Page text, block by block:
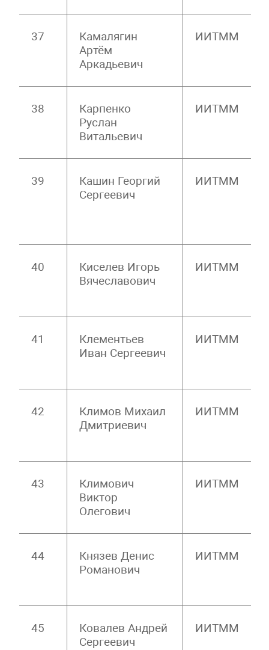
37
Камалягин
Артём
Аркадьевич
ИИТММ
38
Карпенко
Руслан
Витальевич
ИИТММ
39
Кашин Георгий
Сергеевич
ИИТММ
40
Киселев Игорь
Вячеславович
ИИТММ
41
Клементьев
Иван Сергеевич
ИИТММ
42
Климов Михаил
Дмитриевич
ИИТММ
43
Климович
Виктор
Олегович
ИИТММ
44
Князев Денис
Романович
ИИТММ
45
Ковалев Андрей
Сергеевич
ИИТММ